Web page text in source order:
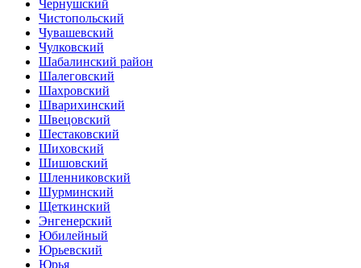
Чернушский
Чистопольский
Чувашевский
Чулковский
Шабалинский район
Шалеговский
Шахровский
Шварихинский
Швецовский
Шестаковский
Шиховский
Шишовский
Шленниковский
Шурминский
Щеткинский
Энгенерский
Юбилейный
Юрьевский
Юрья